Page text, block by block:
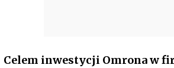
Celem inwestycji Omrona w